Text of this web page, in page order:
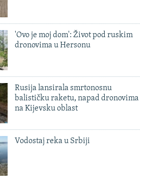
'Ovo je moj dom': Život pod ruskim
dronovima u Hersonu
Rusija lansirala smrtonosnu
balističku raketu, napad dronovima
na Kijevsku oblast
Vodostaj reka u Srbiji